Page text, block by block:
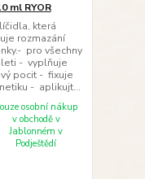
ml RYOR
která
rozmazání
pro všechny
- vyplňuje
pocit - fixuje
- aplikujt...
osobní nákup
v obchodě v
Jablonném v
Podještědí